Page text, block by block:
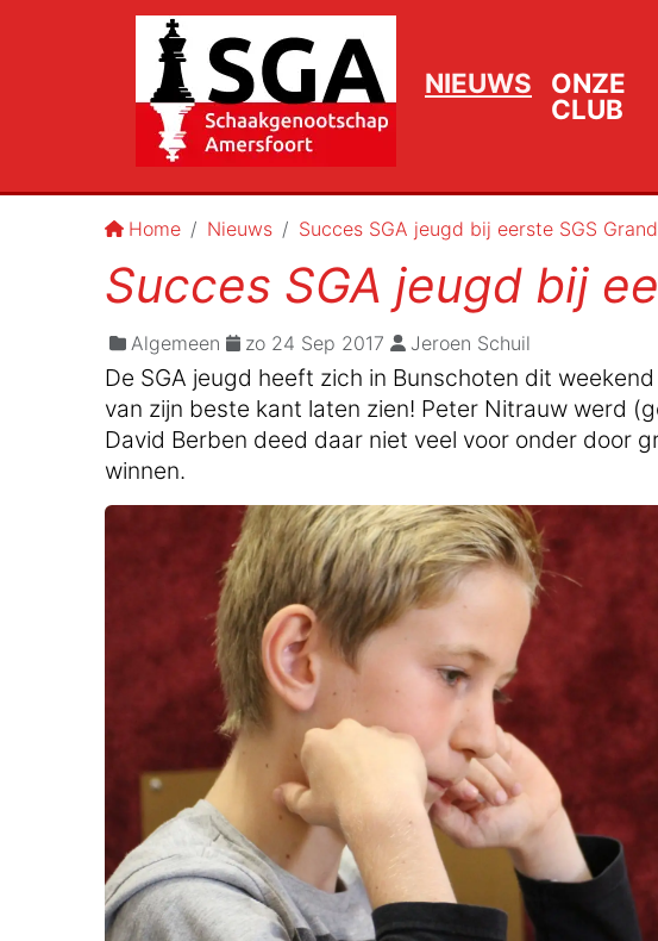
NIEUWS
ONZE
CLUB
Home Nieuws Succes SGA jeugd bij eerste SGS
Succes SGA jeugd bij
Algemeen zo 24 Sep 2017 Jeroen Schuil
De SGA jeugd heeft zich in Bunschoten dit
van zijn beste kant laten zien! Peter Nitrauw werd
David Berben deed daar niet veel voor onder door
winnen.